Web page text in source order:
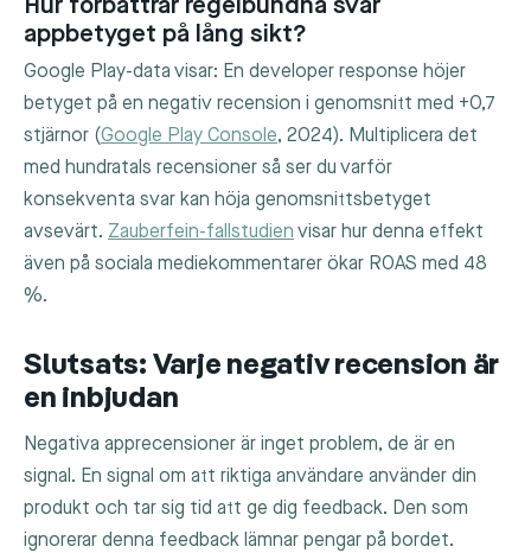
appbetyget på lång sikt?
Google Play-data visar: En developer response höjer
betyget på en negativ recension i genomsnitt med +0,7
stjärnor (Google Play Console, 2024). Multiplicera det
med hundratals recensioner så ser du varför
konsekventa svar kan höja genomsnittsbetyget
avsevärt. Zauberfein-fallstudien visar hur denna effekt
även på sociala mediekommentarer ökar ROAS med 48
%.
Slutsats: Varje negativ recension är
en inbjudan
Negativa apprecensioner är inget problem, de är en
signal. En signal om att riktiga användare använder din
produkt och tar sig tid att ge dig feedback. Den som
ignorerar denna feedback lämnar pengar på bordet.